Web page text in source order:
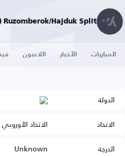
Ruzomberok/Hajduk Split ( )
المباريات الأخبار اللاعبون
الدولة
الاتحاد
الاتحاد
الدرجة
Unknown